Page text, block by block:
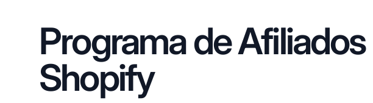
Programa de Afiliados
Shopify